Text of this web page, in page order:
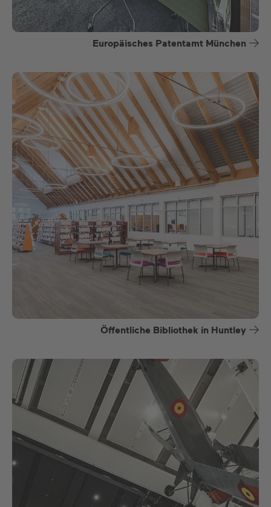
Europäisches Patentamt München
Öffentliche Bibliothek in Huntley